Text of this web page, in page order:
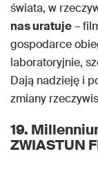
świata, w
nas uratuje–
gospodarce
laboratoryjnie,
Dają nadzieję i
zmiany
19.
ZWIASTUN